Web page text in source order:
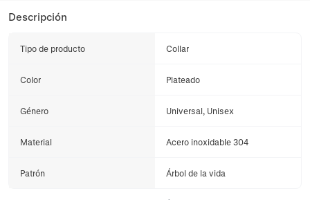
Descripción
Tipo de producto Collar
Color Plateado
Género Universal, Unisex
Material Acero inoxidable 304
Patrón Árbol de la vida